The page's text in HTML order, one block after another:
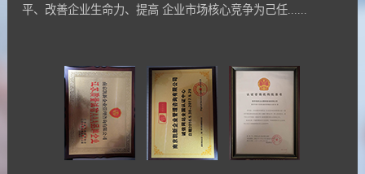
平、改善企业生命力、提高 企业市场核心竞争为己任......